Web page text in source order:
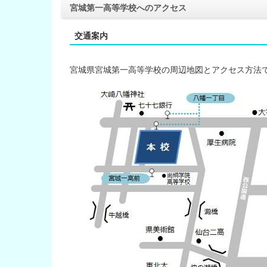
宮城第一高等学校へのアクセス
交通案内
宮城県宮城第一高等学校の周辺地図とアクセス方法